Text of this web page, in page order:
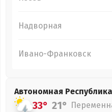
Надворная
Ивано-Франковск
Автономная
33° 21°